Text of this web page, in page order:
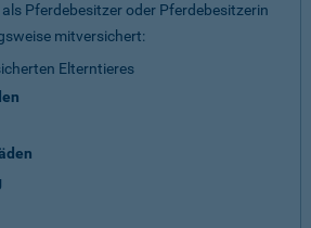
Pferdebesitzer oder Pferdebesitzerin
mitversichert:
Elterntieres